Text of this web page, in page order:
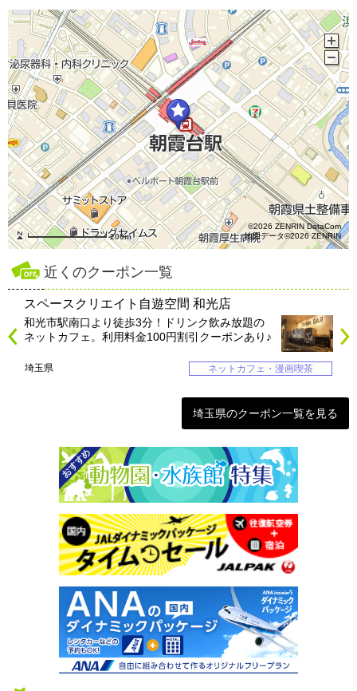
200m
©2026 ZENRIN DataCom
地図データ©2026 ZENRIN
近くのクーポン一覧
スペースクリエイト自遊空間 和光店
和光市駅南口より徒歩3分！ドリンク飲み放題の
ネットカフェ。利用料金100円割引クーポンあり♪
埼玉県 ネットカフェ・漫画喫茶
埼玉県のクーポン一覧を見る